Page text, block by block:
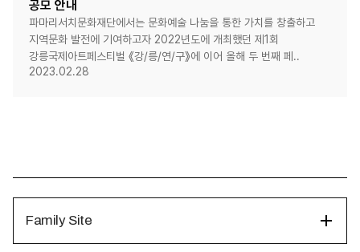
공모 안내
파마리서치문화재단에서는 문화예술 나눔을 통한 가치를 창출하고
지역문화 발전에 기여하고자 2022년도에 개최했던 제1회
강릉국제아트페스티벌 《강/릉/연/구》에 이어 올해 두 번째 페..
2023.02.28
Family Site